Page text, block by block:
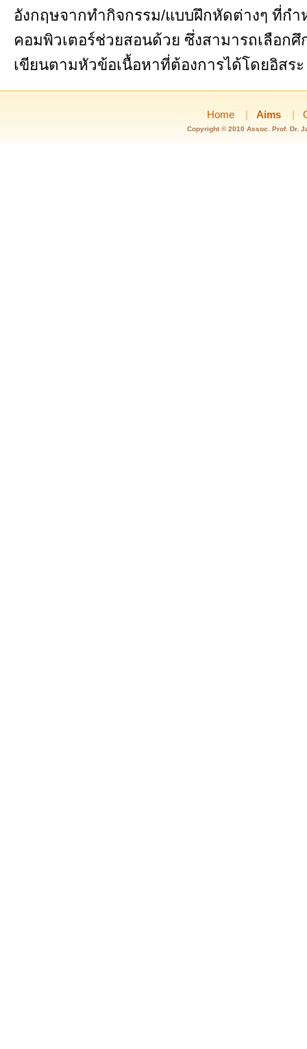
อังกฤษจากทำกิจกรรม/แบบฝึกหัดต่างๆ ที่ก
คอมพิวเตอร์ช่วยสอนด้วย ซึ่งสามารถเลือก
เขียนตามหัวข้อเนื้อหาที่ต้องการได้โดยอิสระ
Home | Aims |
Copyright © 2010 Assoc. Prof. Dr.